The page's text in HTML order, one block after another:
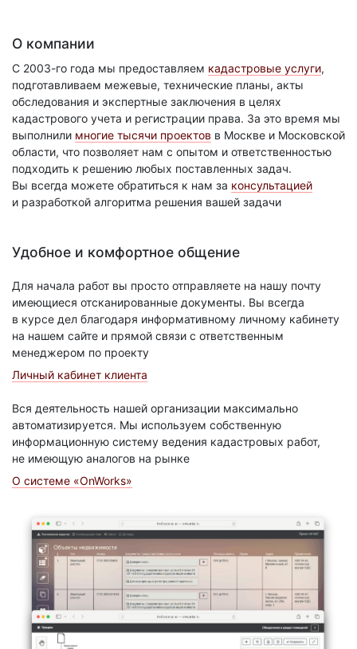
О компании
С 2003-го года мы предоставляем кадастровые услуги,
подготавливаем межевые, технические планы, акты
обследования и экспертные заключения в целях
кадастрового учета и регистрации права. За это время мы
выполнили многие тысячи проектов в Москве и Московской
области, что позволяет нам с опытом и ответственностью
подходить к решению любых поставленных задач.
Вы всегда можете обратиться к нам за консультацией
и разработкой алгоритма решения вашей задачи
Удобное и комфортное общение
Для начала работ вы просто отправляете на нашу почту
имеющиеся отсканированные документы. Вы всегда
в курсе дел благодаря информативному личному кабинету
на нашем сайте и прямой связи с ответственным
менеджером по проекту
Личный кабинет клиента
Вся деятельность нашей организации максимально
автоматизируется. Мы используем собственную
информационную систему ведения кадастровых работ,
не имеющую аналогов на рынке
О системе «OnWorks»